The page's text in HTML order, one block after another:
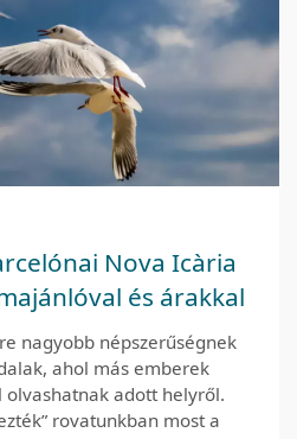
Nova Icària
és árakkal
nagyobb népszerűségnek
ahol más emberek
adott helyről.
rovatunkban most a